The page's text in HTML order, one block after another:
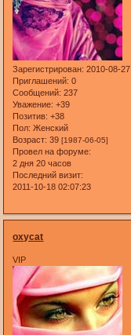
Зарегистрирован: 2010-08-27
Приглашений: 0
Сообщений: 237
Уважение: +39
Позитив: +38
Пол: Женский
Возраст: 39[1987-06-05]
Провел на форуме:
2 дня 20 часов
Последний визит:
2011-10-18 02:07:23
oxycat
VIP